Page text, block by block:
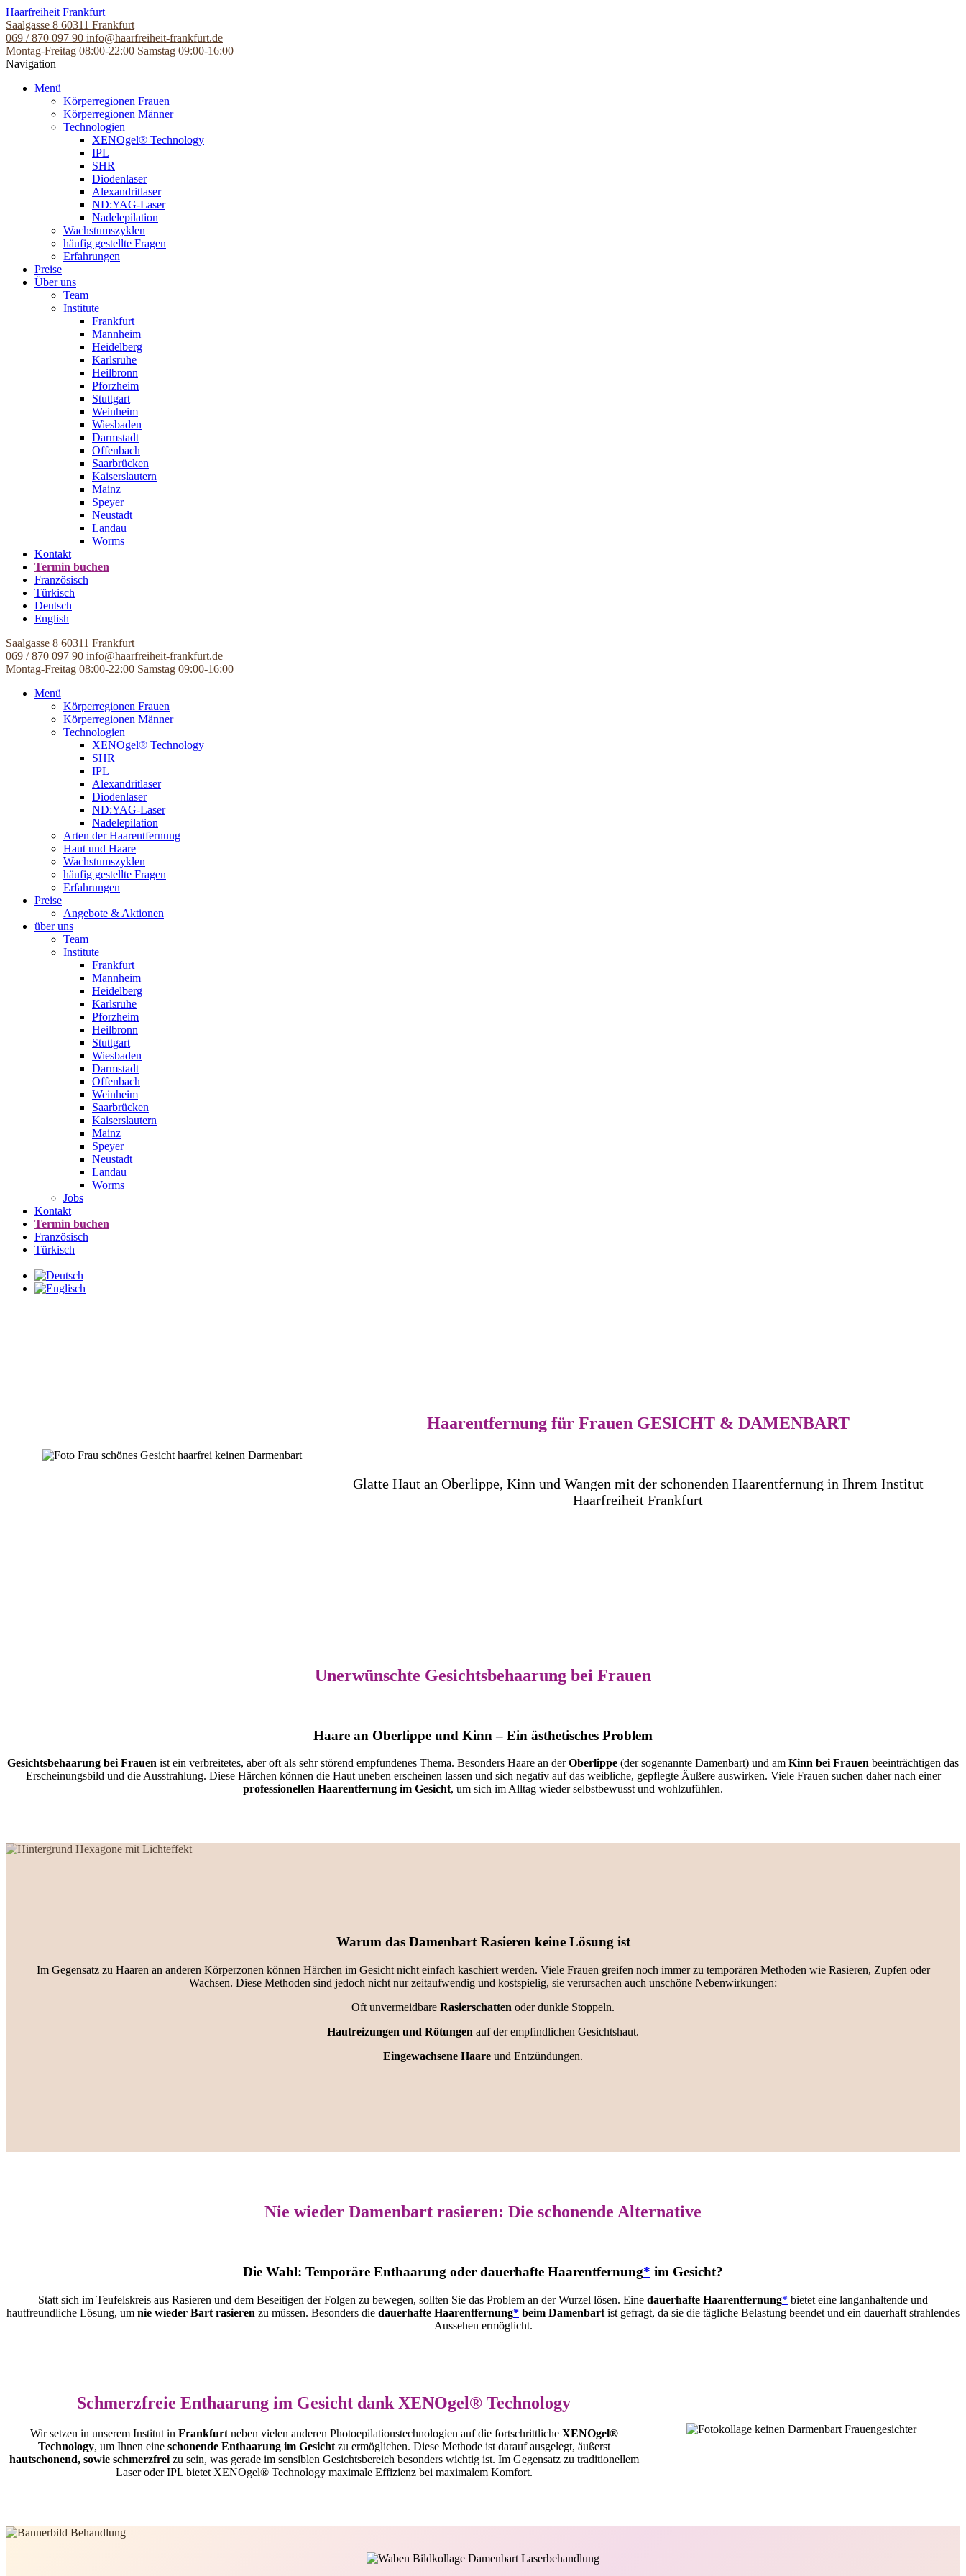
Skip
to
the
content
Haarfreiheit Frankfurt
Saalgasse 8 60311 Frankfurt
069 / 870 097 90 info@haarfreiheit-frankfurt.de
Montag-Freitag 08:00-22:00 Samstag 09:00-16:00
Navigation
Menü
Körperregionen Frauen
Körperregionen Männer
Technologien
XENOgel® Technology
IPL
SHR
Diodenlaser
Alexandritlaser
ND:YAG-Laser
Nadelepilation
Wachstumszyklen
häufig gestellte Fragen
Erfahrungen
Preise
Über uns
Team
Institute
Frankfurt
Mannheim
Heidelberg
Karlsruhe
Heilbronn
Pforzheim
Stuttgart
Weinheim
Wiesbaden
Darmstadt
Offenbach
Saarbrücken
Kaiserslautern
Mainz
Speyer
Neustadt
Landau
Worms
Kontakt
Termin buchen
Französisch
Türkisch
Deutsch
English
Saalgasse 8 60311 Frankfurt
069 / 870 097 90 info@haarfreiheit-frankfurt.de
Montag-Freitag 08:00-22:00 Samstag 09:00-16:00
Menü
Körperregionen Frauen
Körperregionen Männer
Technologien
XENOgel® Technology
SHR
IPL
Alexandritlaser
Diodenlaser
ND:YAG-Laser
Nadelepilation
Arten der Haarentfernung
Haut und Haare
Wachstumszyklen
häufig gestellte Fragen
Erfahrungen
Preise
Angebote & Aktionen
über uns
Team
Institute
Frankfurt
Mannheim
Heidelberg
Karlsruhe
Pforzheim
Heilbronn
Stuttgart
Wiesbaden
Darmstadt
Offenbach
Weinheim
Saarbrücken
Kaiserslautern
Mainz
Speyer
Neustadt
Landau
Worms
Jobs
Kontakt
Termin buchen
Französisch
Türkisch
Haar­­ent­­fernung für Frauen GESICHT & DAMENBART
Glatte Haut an Oberlippe, Kinn und Wangen mit der schonenden Haarentfernung in Ihrem Institut
Haarfreiheit Frankfurt
Unerwünschte Gesichtsbehaarung bei Frauen
Haare an Oberlippe und Kinn – Ein ästhetisches Problem
Gesichtsbehaarung bei Frauen ist ein verbreitetes, aber oft als sehr störend empfundenes Thema. Besonders Haare an derOberlippe (der sogenannte Damenbart) und am Kinn bei Frauen beeinträchtigen das
Erscheinungsbild und die Ausstrahlung. Diese Härchen können die Haut uneben erscheinen lassen und sich negativ auf das weibliche, gepflegte Äußere auswirken. Viele Frauen suchen daher nach einer
professionellen Haarentfernung im Gesicht, um sich im Alltag wieder selbstbewusst und wohlzufühlen.
Warum das Damenbart Rasieren keine Lösung ist
Im Gegensatz zu Haaren an anderen Körperzonen können Härchen im Gesicht nicht einfach kaschiert werden. Viele Frauen greifen noch immer zu temporären Methoden wie Rasieren, Zupfen oder
Wachsen. Diese Methoden sind jedoch nicht nur zeitaufwendig und kostspielig, sie verursachen auch unschöne Nebenwirkungen:
Oft unvermeidbare Rasierschatten oder dunkle Stoppeln.
Hautreizungen und Rötungen auf der empfindlichen Gesichtshaut.
Eingewachsene Haare und Entzündungen.
Nie wieder Damenbart rasieren: Die schonende Alternative
Die Wahl: Temporäre Enthaarung oder dauerhafte Haarentfernung* im Gesicht?
Statt sich im Teufelskreis aus Rasieren und dem Beseitigen der Folgen zu bewegen, sollten Sie das Problem an der Wurzel lösen. Eine dauerhafte Haarentfernung* bietet eine langanhaltende und
hautfreundliche Lösung, um nie wieder Bart rasieren zu müssen. Besonders die dauerhafte Haarentfernung* beim Damenbart ist gefragt, da sie die tägliche Belastung beendet und ein dauerhaft strahlendes
Aussehen ermöglicht.
Schmerzfreie Enthaarung im Gesicht dank XENOgel® Technology
Wir setzen in unserem Institut in Frankfurtneben vielen anderen Photoepilationstechnologien auf die fortschrittliche XENOgel®
Technology, um Ihnen eine schonende Enthaarung im Gesichtzu ermöglichen. Diese Methode ist darauf ausgelegt, äußerst
hautschonend, sowie schmerzfreizu sein, was gerade im sensiblen Gesichtsbereich besonders wichtig ist. Im Gegensatz zu traditionellem
Laser oder IPL bietet XENOgel® Technology maximale Effizienz bei maximalem Komfort.